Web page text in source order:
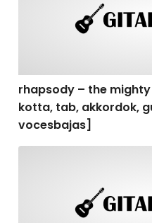
rhapsody – the
kotta, tab, akkordok,
vocesbajas]